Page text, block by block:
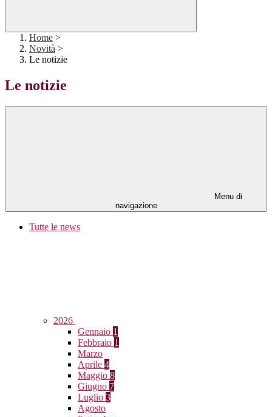
Home >
Novità >
Le notizie
Le notizie
Menu di
navigazione
Tutte le news
2026
Gennaio 1
Febbraio 1
Marzo
Aprile 4
Maggio 8
Giugno 7
Luglio 3
Agosto